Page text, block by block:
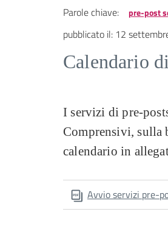
Parole chiave: pre-post
pubblicato il: 12
Calendario
I servizi di pre-
Comprensivi, sulla
calendario in
Avvio servizi pre-